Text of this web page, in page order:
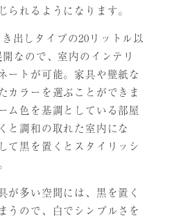
られるようになります。
出しタイプの20リットル以
なので、室内のインテリ
ートが可能。家具や壁紙な
カラーを選ぶことができま
ム色を基調としている部屋
と調和の取れた室内にな
て黒を置くとスタイリッシ
が多い空間には、黒を置く
うので、白でシンプルさを